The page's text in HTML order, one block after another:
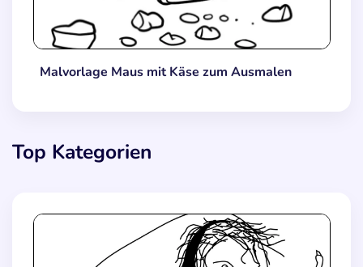
Malvorlage Maus mit Käse zum Ausmalen
Top Kategorien